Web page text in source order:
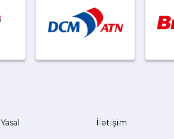
Yasal İletişim